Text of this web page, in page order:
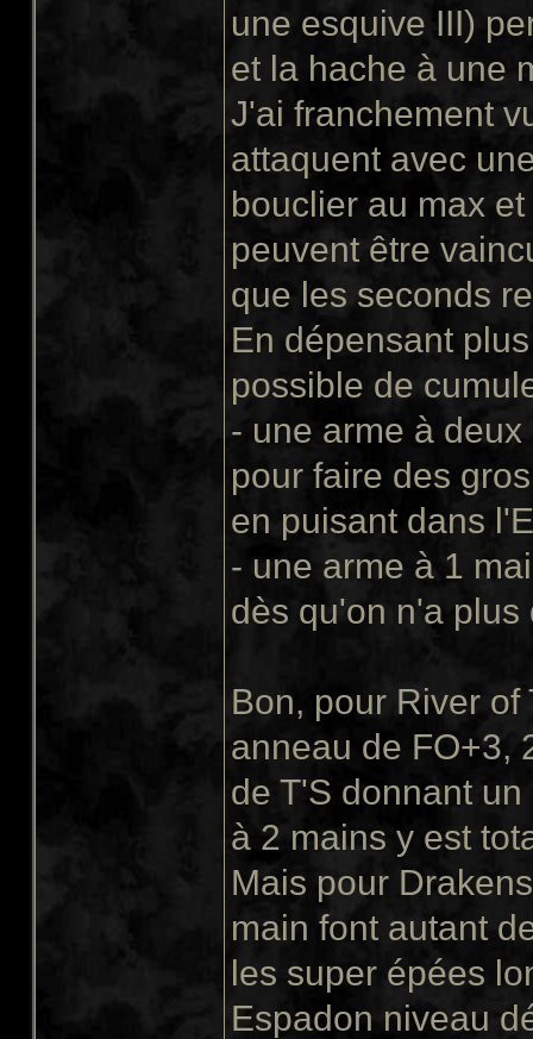
une esquive III)
et la hache à une
J'ai franchement
attaquent avec
bouclier au max
peuvent être
que les seconds
En dépensant
possible de
- une arme à
pour faire des
en puisant dans
- une arme à 1
dès qu'on n'a plus
Bon, pour River
anneau de FO+3,
de T'S donnant
à 2 mains y est
Mais pour
main font autant
les super épées
Espadon niveau